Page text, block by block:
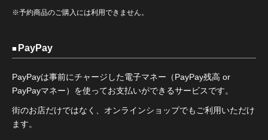
※予約商品のご購入には利用できません。
PayPay
PayPayは事前にチャージした電子マネー（PayPay残高 or
PayPayマネー）を使ってお支払いができるサービスです。
街のお店だけではなく、オンラインショップでもご利用いただけ
ます。